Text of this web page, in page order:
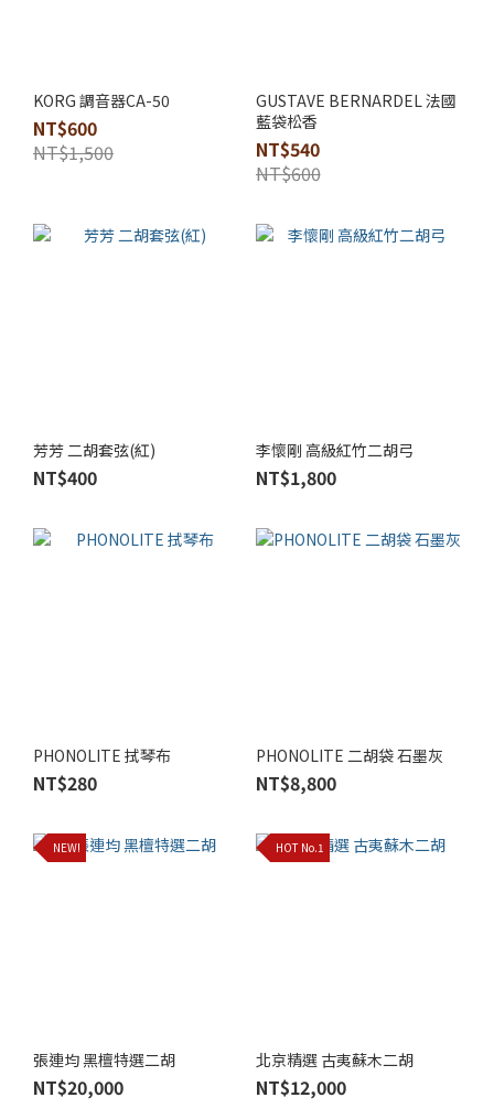
KORG 調音器CA-50
NT$600
NT$1,500
GUSTAVE BERNARDEL 法國
藍袋松香
NT$540
NT$600
芳芳 二胡套弦(紅)
NT$400
李懷剛 高級紅竹二胡弓
NT$1,800
PHONOLITE 拭琴布
NT$280
PHONOLITE 二胡袋 石墨灰
NT$8,800
NEW!
張連均 黑檀特選二胡
NT$20,000
HOT No.1
北京精選 古夷蘇木二胡
NT$12,000